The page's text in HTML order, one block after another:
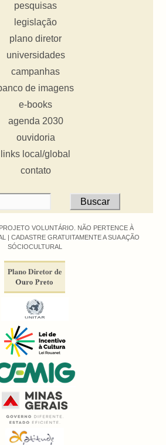
pesquisas
legislação
plano diretor
universidades
campanhas
de imagens
e-books
agenda 2030
ouvidoria
links local/global
contato
VOLUNTÁRIO. NÃO PERTENCE À
| CADASTRE GRATUITAMENTE A SUA AÇÃO
SÓCIOCULTURAL